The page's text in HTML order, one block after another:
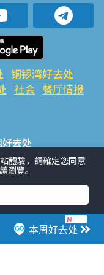
本周好去处
铜锣湾好去处
社会 餐厅情报
去处
旺角好去处 社会
群热话
#限时抢
#著数 #网络热话
體驗，請確定您同意
瀏覽。